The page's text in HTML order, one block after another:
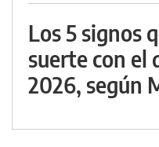
Los 5 signos
suerte con el
2026, según